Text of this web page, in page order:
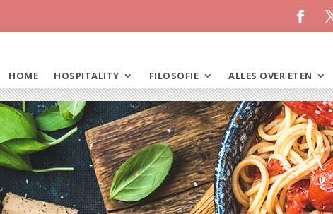
HOME HOSPITALITY FILOSOFIE ALLES OVER ETEN